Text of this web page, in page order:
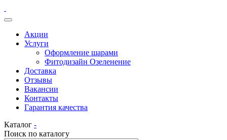
Акции
Услуги
Оформление шарами
Фитодизайн Озеленение
Доставка
Отзывы
Вакансии
Контакты
Гарантия качества
Каталог -
Поиск по каталогу